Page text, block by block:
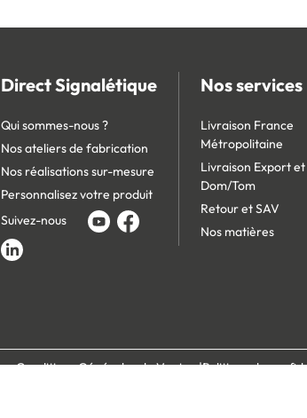
Direct Signalétique
Qui sommes-nous ?
Nos ateliers de fabrication
Nos réalisations sur-mesure
Personnalisez votre produit
Suivez-nous
Nos services
Livraison France
Métropolitaine
Livraison Export et
Dom/Tom
Retour et SAV
Nos matières
Conditions Générales de Vente Politique de